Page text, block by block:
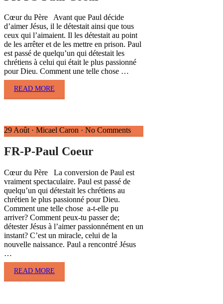
Cœur du Père Avant que Paul décide
d’aimer Jésus, il le détestait ainsi que tous
ceux qui l’aimaient. Il les détestait au point
de les arrêter et de les mettre en prison. Paul
est passé de quelqu’un qui détestait les
chrétiens à celui qui était le plus passionné
pour Dieu. Comment une telle chose …
READ MORE
29 Août · Micael Caron · No Comments
FR-P-Paul Coeur
Cœur du Père La conversion de Paul est
vraiment spectaculaire. Paul est passé de
quelqu’un qui détestait les chrétiens au
chrétien le plus passionné pour Dieu.
Comment une telle chose a-t-elle pu
arriver? Comment peux-tu passer de;
détester Jésus à l’aimer passionnément en un
instant? C’est un miracle, celui de la
nouvelle naissance. Paul a rencontré Jésus
…
READ MORE